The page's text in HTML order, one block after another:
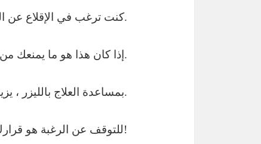
كنت ترغب في الإقلاع عن التدخين لبعض الوقت ، ولكن عليك أن تدفع الوقت مراراً وتكراراً ، ربما تخشى أنك لن تنجح.
إذا كان هذا هو ما يمنعك من توديع رائحة النتن ، فيمكن أن يساعدك مركز العلاج بالليزر.
بمساعدة العلاج بالليزر ، يزيد الاحتمال بشكل كبير من أن تقوم في النهاية بالقفز والإقلاع عن التدخين.
للتوقف عن الرغبة هو قرارك – قرار صحي ومكافئ مالي – نحن ندعمك!